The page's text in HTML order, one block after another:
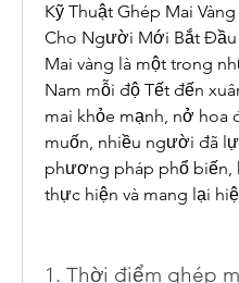
Kỹ Thuật Ghép Mai
Cho Người Mới Bắt Đầu
Mai vàng là một trong
Nam mỗi độ Tết đến
mai khỏe mạnh, nở
muốn, nhiều người đã
phương pháp phổ biến,
thực hiện và mang lại
1. Thời điểm ghép